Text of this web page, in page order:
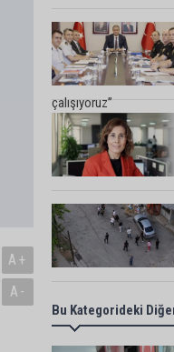
A+
A-
çalışıyoruz”
Bu Kategorideki